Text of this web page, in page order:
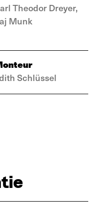
Theodor Dreyer,
Munk
Schlüssel